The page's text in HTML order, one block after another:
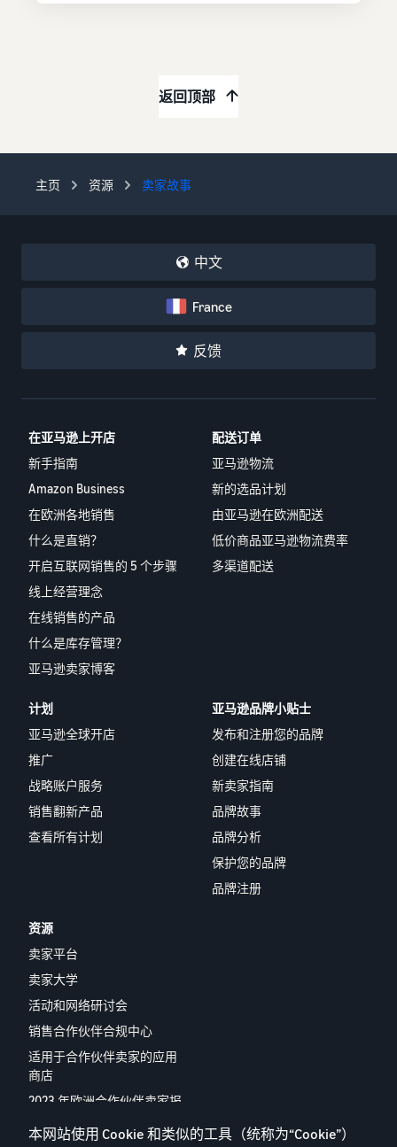
返回顶部
主页 资源 卖家故事
中文
France
反馈
在亚马逊上开店
新手指南
Amazon Business
在欧洲各地销售
什么是直销？
开启互联网销售的 5 个步骤
线上经营理念
在线销售的产品
什么是库存管理？
亚马逊卖家博客
配送订单
亚马逊物流
新的选品计划
由亚马逊在欧洲配送
低价商品亚马逊物流费率
多渠道配送
计划
亚马逊全球开店
推广
战略账户服务
销售翻新产品
查看所有计划
亚马逊品牌小贴士
发布和注册您的品牌
创建在线店铺
新卖家指南
品牌故事
品牌分析
保护您的品牌
品牌注册
资源
卖家平台
卖家大学
活动和网络研讨会
销售合作伙伴合规中心
适用于合作伙伴卖家的应用
商店
2023 年欧洲合作伙伴卖家报
本网站使用 Cookie 和类似的工具（统称为“Cookie”）